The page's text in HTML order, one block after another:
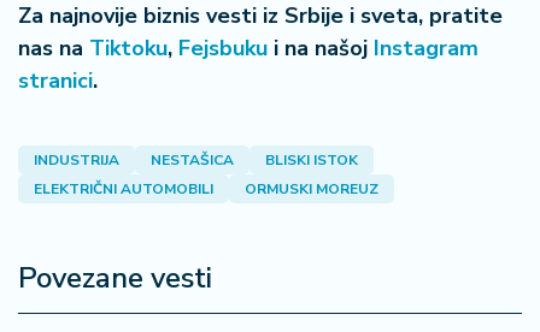
Za najnovije biznis vesti iz Srbije i sveta, pratite
nas na Tiktoku, Fejsbuku i na našoj Instagram
stranici.
INDUSTRIJA NESTAŠICA
BLISKI ISTOK
ELEKTRIČNI AUTOMOBILI
ORMUSKI MOREUZ
Povezane vesti